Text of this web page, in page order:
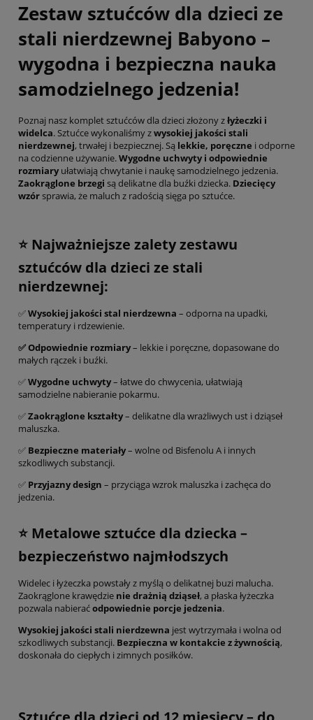
Zestaw sztućców dla dzieci ze
stali nierdzewnej Babyono –
wygodna i bezpieczna nauka
samodzielnego jedzenia!
Poznaj nasz komplet sztućców dla dzieci złożony złyżeczki i
widelca. Sztućce wykonaliśmy zwysokiej jakości stali
nierdzewnej, trwałej i bezpiecznej. Są lekkie, poręczne i odporne
na codzienne używanie.Wygodne uchwyty i odpowiednie
rozmiaryułatwiają chwytanie i naukę samodzielnego jedzenia.
Zaokrąglone brzegi są delikatne dla buźki dziecka. Dziecięcy
wzórsprawia, że maluch z radością sięga po sztućce.
⭐ Najważniejsze zalety zestawu
sztućców dla dzieci ze stali
nierdzewnej:
✅Wysokiej jakości stal nierdzewna – odporna na upadki,
temperatury i rdzewienie.
✅Odpowiednie rozmiary– lekkie i poręczne, dopasowane do
małych rączek i buźki.
✅Wygodne uchwyty– łatwe do chwycenia, ułatwiają
samodzielne nabieranie pokarmu.
✅Zaokrąglone kształty– delikatne dla wrażliwych ust i dziąseł
maluszka.
✅ Bezpieczne materiały– wolne od Bisfenolu A i innych
szkodliwych substancji.
✅ Przyjazny design – przyciąga wzrok maluszka i zachęca do
jedzenia.
⭐ Metalowe sztućce dla dziecka –
bezpieczeństwo najmłodszych
Widelec i łyżeczka powstały z myślą o delikatnej buzi malucha.
Zaokrąglone krawędzie nie drażnią dziąseł, a płaska łyżeczka
pozwala nabieraćodpowiednie porcje jedzenia.
Wysokiej jakości stali nierdzewna jest wytrzymała i wolna od
szkodliwych substancji. Bezpieczna w kontakcie z żywnością,
doskonała do ciepłych i zimnych posiłków.